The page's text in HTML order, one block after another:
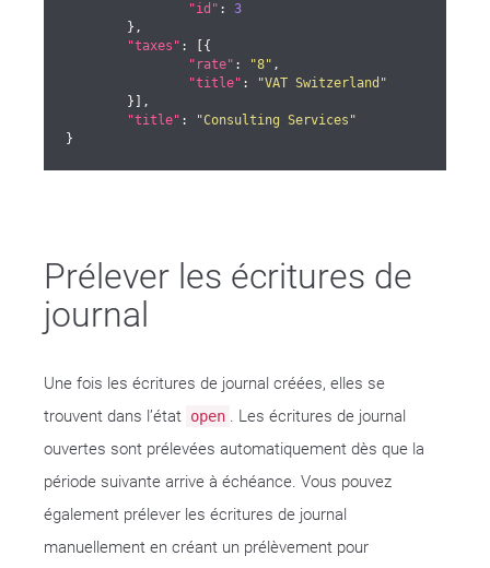
"id" : 3
"taxes" : [{
"rate" : "8" ,
"title" :
"VAT Switzerland"
"title" :
"Consulting Services"
}
Prélever les écritures de
journal
Une fois les écritures de journal créées, elles se
trouvent dans l’état open . Les écritures de journal
ouvertes sont prélevées automatiquement dès que la
période suivante arrive à échéance. Vous pouvez
également prélever les écritures de journal
manuellement en créant un prélèvement pour